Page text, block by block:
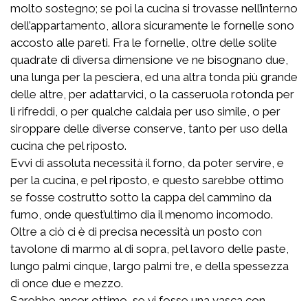
molto sostegno; se poi la cucina si trovasse nell’interno
dell’appartamento, allora sicuramente le fornelle sono
accosto alle pareti. Fra le fornelle, oltre delle solite
quadrate di diversa dimensione ve ne bisognano due,
una lunga per la pesciera, ed una altra tonda più grande
delle altre, per adattarvici, o la casseruola rotonda per
li rifreddi, o per qualche caldaia per uso simile, o per
siroppare delle diverse conserve, tanto per uso della
cucina che pel riposto.
Evvi di assoluta necessità il forno, da poter servire, e
per la cucina, e pel riposto, e questo sarebbe ottimo
se fosse costrutto sotto la cappa del cammino da
fumo, onde quest’ultimo dia il menomo incomodo.
Oltre a ciò ci è di precisa necessità un posto con
tavolone di marmo al di sopra, pel lavoro delle paste,
lungo palmi cinque, largo palmi tre, e della spessezza
di once due e mezzo.